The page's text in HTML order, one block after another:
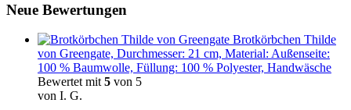
Neue Bewertungen
Brotkörbchen Thilde
von Greengate, Durchmesser: 21 cm, Material: Außenseite:
100 % Baumwolle, Füllung: 100 % Polyester, Handwäsche
Bewertet mit 5 von 5
von I. G.